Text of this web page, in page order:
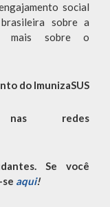
social
sobre a
mais sobre o
do ImunizaSUS
redes
Se você
aqui!